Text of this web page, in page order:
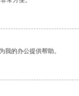
我的办公提供帮助。